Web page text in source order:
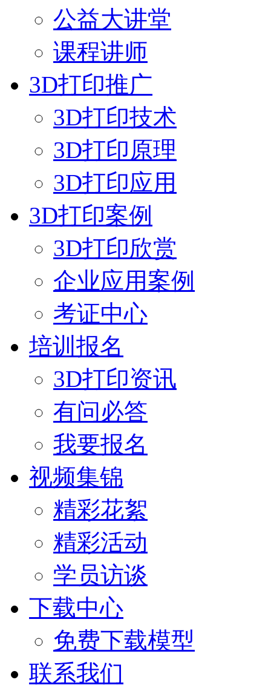
公益大讲堂
课程讲师
3D打印推广
3D打印技术
3D打印原理
3D打印应用
3D打印案例
3D打印欣赏
企业应用案例
考证中心
培训报名
3D打印资讯
有问必答
我要报名
视频集锦
精彩花絮
精彩活动
学员访谈
下载中心
免费下载模型
联系我们